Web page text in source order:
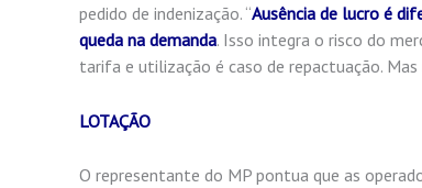
pedido de indenização. “Ausência de lucro é
queda na demanda. Isso integra o risco do
tarifa e utilização é caso de repactuação.
LOTAÇÃO
O representante do MP pontua que as